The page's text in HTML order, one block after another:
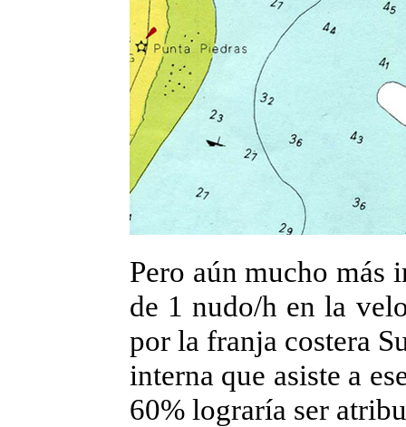
Pero aún mucho más
de 1 nudo/h en la
por la franja costera
interna que asiste a
60% lograría ser